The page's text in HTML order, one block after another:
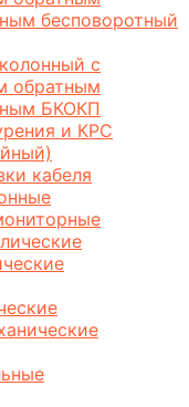
бесповоротный
с
обратным
БКОКП
и КРС
кабеля